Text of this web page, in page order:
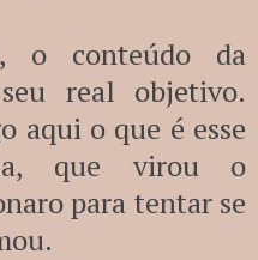
o conteúdo da
real objetivo.
aqui o que é esse
que virou o
para tentar se